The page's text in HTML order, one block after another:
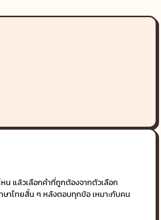
น แล้วเลือกคำที่ถูกต้องจากตัวเลือก
าไทยสั้น ๆ หลังตอบทุกข้อ เหมาะกับคน